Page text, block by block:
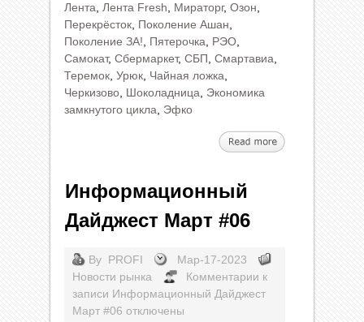
Лента
Лента Fresh Мираторг, Озон
Перекрёсток Поколение Ашан
Поколение ЗА!
Пятерочка РЭО
Самокат, Сбермаркет, СБП Смартавиа
Теремок Урюк Чайная ложка
Черкизово Шоколадница
Экономика
замкнутого цикла
Эфко
Информационный
Дайджест Март #06
By PROFI
Мар-17-2023
Новости рынка
Комментарии к
записи Информационный Дайджест
Март #06 отключены